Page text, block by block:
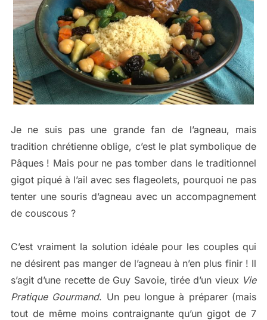
Je ne suis pas une grande fan de l’agneau, mais
tradition chrétienne oblige, c’est le plat symbolique de
Pâques ! Mais pour ne pas tomber dans le traditionnel
gigot piqué à l’ail avec ses flageolets, pourquoi ne pas
tenter une souris d’agneau avec un accompagnement
de couscous ?
C’est vraiment la solution idéale pour les couples qui
ne désirent pas manger de l’agneau à n’en plus finir ! Il
s’agit d’une recette de Guy Savoie, tirée d’un vieux Vie
Pratique Gourmand. Un peu longue à préparer (mais
tout de même moins contraignante qu’un gigot de 7